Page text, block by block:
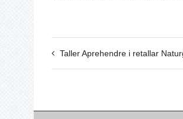
Taller Aprehendre i retallar